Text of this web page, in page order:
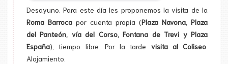
Desayuno. Para este día les proponemos la visita de la
Roma Barroca por cuenta propia (Plaza Navona, Plaza
del Panteón, vía del Corso, Fontana de Trevi y Plaza
España), tiempo libre. Por la tarde visita al Coliseo
Alojamiento.